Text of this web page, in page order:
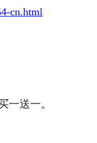
cn.html
一送一。